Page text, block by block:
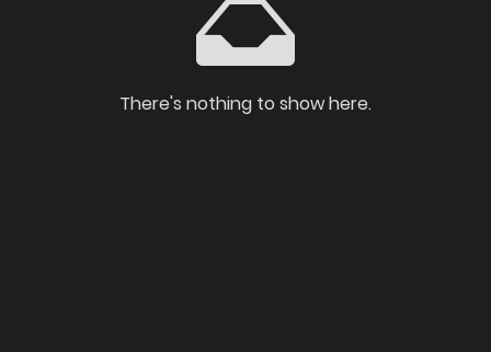
There's nothing to show here.